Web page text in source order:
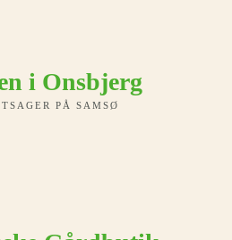
i Onsbjerg
PÅ SAMSØ